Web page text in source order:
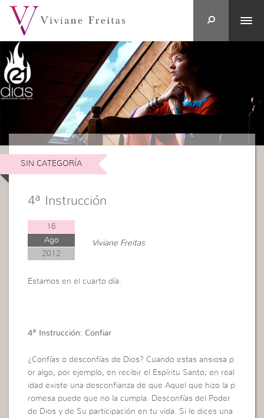
SIN CATEGORÍA
4ª Instrucción
16
Ago
2012
Viviane Freitas
Estamos en el cuarto día:
4ª Instrucción: Confiar
¿Confías o desconfías de Dios? Cuando estas ansiosa p
or algo, por ejemplo, en recibir el Espíritu Santo; en real
idad existe una desconfianza de que Aquel que hizo la p
romesa puede que no la cumpla. Desconfías del Poder
de Dios y de Su participación en tu vida. Si le dices una